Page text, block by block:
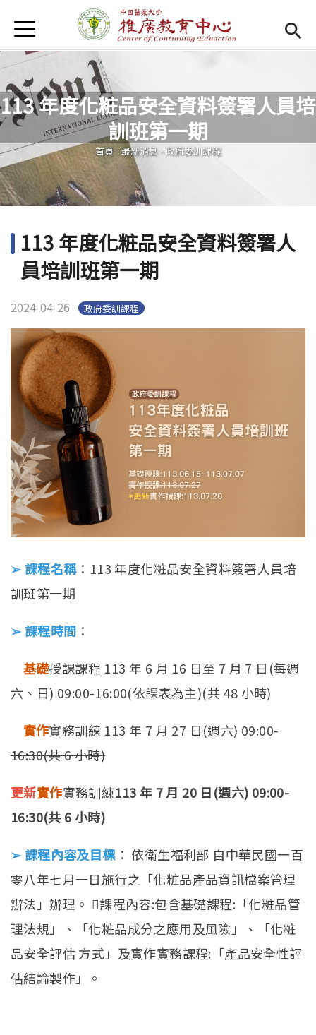
首頁
首頁
Open submenu (關於我們)
關於我們
最新消息
課程報名系統(link is external)
檔案下載
學校首頁(link is external)
English
Jump to Navigation
Jump to Main content
113 年度化粧品安全資料簽署人員培
訓班第一期
您在這裡
首頁- 最新消息 - 政府委訓課程
113 年度化粧品安全資料簽署人
員培訓班第一期
2024-04-26 政府委訓課程
➢ 課程名稱：113 年度化粧品安全資料簽署人員培
訓班第一期
➢ 課程時間 ：
基礎授課課程 113 年 6 月 16 日至 7 月 7 日(每週
六、日) 09:00-16:00(依課表為主)(共 48 小時)
實作實務訓練113 年 7 月 27 日(週六) 09:00-
16:30(共 6 小時)
更新實作實務訓練113 年 7 月 20 日(週六) 09:00-
16:30(共 6 小時)
➢ 課程內容及目標： 依衛生福利部 自中華民國一百
零八年七月一日施行之「化粧品產品資訊檔案管理
辦法」辦理。 課程內容:包含基礎課程:「化粧品管
理法規」、「化粧品成分之應用及風險」、「化粧
品安全評估 方式」及實作實務課程:「產品安全性評
估結論製作」。